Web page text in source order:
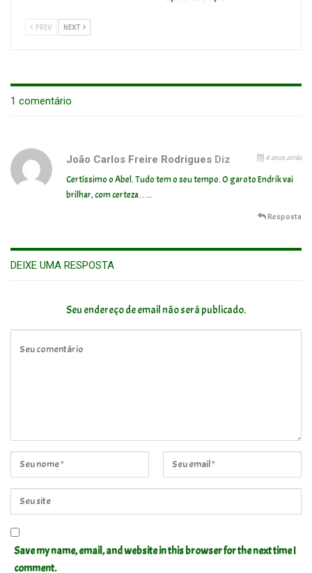
PREV NEXT
1 comentário
João Carlos Freire Rodrigues Diz 4 anos atrás
Certíssimo o Abel. Tudo tem o seu tempo. O garoto Endrik vai
brilhar, com certeza…..
Resposta
DEIXE UMA RESPOSTA
Seu endereço de email não será publicado.
Save my name, email, and website in this browser for the next time I
comment.